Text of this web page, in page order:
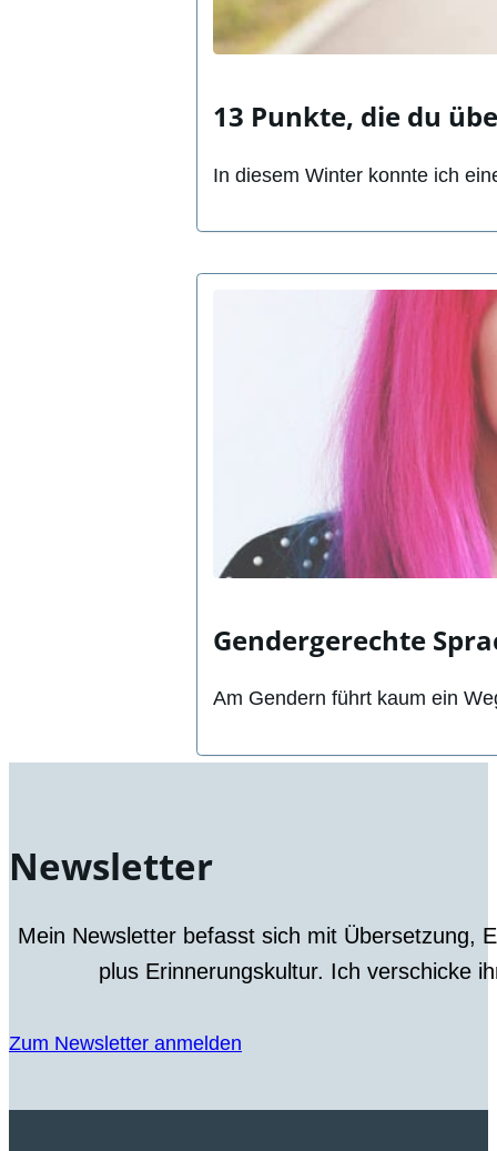
13 Punkte, die du
In diesem Winter konnte ich
Gendergerechte
Am Gendern führt kaum ein
Newsletter
Mein Newsletter befasst sich mit Übersetzung,
plus Erinnerungskultur. Ich verschicke
Zum Newsletter anmelden